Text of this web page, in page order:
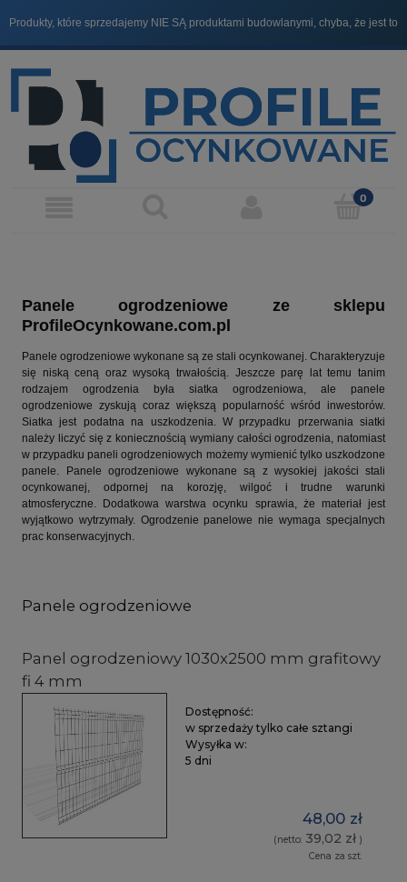
Produkty, które sprzedajemy NIE SĄ produktami budowlanymi, chyba, że jest to
Panele ogrodzeniowe ze sklepu
ProfileOcynkowane.com.pl
Panele ogrodzeniowe wykonane są ze stali ocynkowanej. Charakteryzuje
się niską ceną oraz wysoką trwałością. Jeszcze parę lat temu tanim
rodzajem ogrodzenia była siatka ogrodzeniowa, ale panele
ogrodzeniowe zyskują coraz większą popularność wśród inwestorów.
Siatka jest podatna na uszkodzenia. W przypadku przerwania siatki
należy liczyć się z koniecznością wymiany całości ogrodzenia, natomiast
w przypadku paneli ogrodzeniowych możemy wymienić tylko uszkodzone
panele. Panele ogrodzeniowe wykonane są z wysokiej jakości stali
ocynkowanej, odpornej na korozję, wilgoć i trudne warunki
atmosferyczne. Dodatkowa warstwa ocynku sprawia, że materiał jest
wyjątkowo wytrzymały. Ogrodzenie panelowe nie wymaga specjalnych
prac konserwacyjnych.
Panele ogrodzeniowe
Panel ogrodzeniowy 1030x2500 mm grafitowy
fi 4 mm
Dostępność:
w sprzedaży tylko całe sztangi
Wysyłka w:
5 dni
48,00 zł
(netto: 39,02 zł )
Cena za szt.